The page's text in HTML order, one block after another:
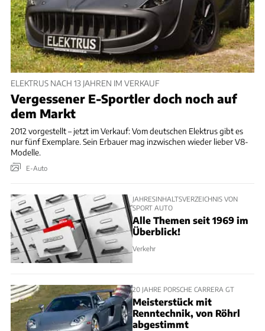
ELEKTRUS NACH 13 JAHREN IM VERKAUF
Vergessener E-Sportler doch noch auf
dem Markt
2012 vorgestellt – jetzt im Verkauf: Vom deutschen Elektrus gibt es
nur fünf Exemplare. Sein Erbauer mag inzwischen wieder lieber V8-
Modelle.
E-Auto
JAHRESINHALTSVERZEICHNIS VON
SPORT AUTO
Alle Themen seit 1969 im
Überblick!
Verkehr
20 JAHRE PORSCHE CARRERA GT
Meisterstück mit
Renntechnik, von Röhrl
abgestimmt